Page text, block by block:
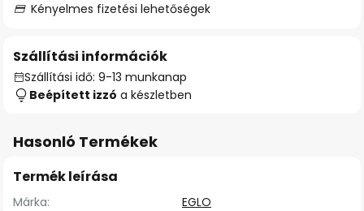
Kényelmes fizetési lehetőségek
Szállítási információk
Szállítási idő: 9-13 munkanap
Beépített izzó a készletben
Hasonló Termékek
Termék leírása
Márka:
EGLO